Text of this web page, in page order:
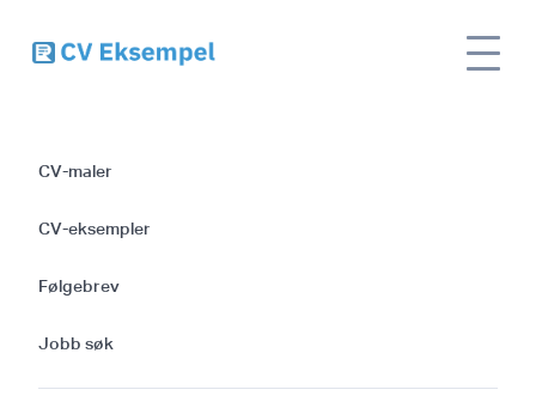
CV-maler
CV-eksempler
Følgebrev
Jobb søk
Følgebrev for
Hundepasser: Maler
og Tips for å
Imponere